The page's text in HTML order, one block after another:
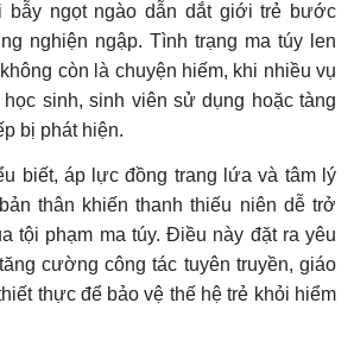
bẫy ngọt ngào dẫn dắt giới trẻ bước
nghiện ngập. Tình trạng ma túy len
còn là chuyện hiếm, khi nhiều vụ
sinh, sinh viên sử dụng hoặc tàng
bị phát hiện.
biết, áp lực đồng trang lứa và tâm lý
thân khiến thanh thiếu niên dễ trở
tội phạm ma túy. Điều này đặt ra yêu
cường công tác tuyên truyền, giáo
thực để bảo vệ thế hệ trẻ khỏi hiểm